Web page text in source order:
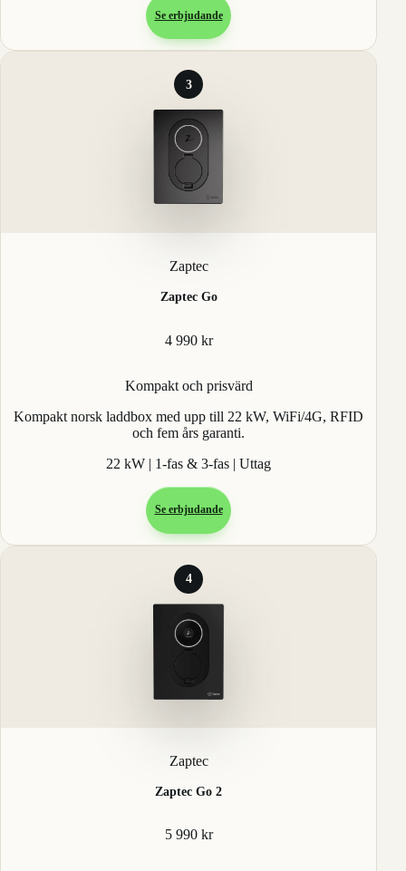
Se erbjudande
3
Zaptec
Zaptec Go
4 990 kr
Kompakt och prisvärd
Kompakt norsk laddbox med upp till 22 kW, WiFi/4G, RFID
och fem års garanti.
22 kW | 1-fas & 3-fas | Uttag
Se erbjudande
4
Zaptec
Zaptec Go 2
5 990 kr